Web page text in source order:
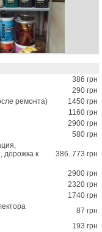
386 грн
290 грн
ремонта)
1450 грн
1160 грн
2900 грн
580 грн
дорожка к
386..773 грн
2900 грн
2320 грн
1740 грн
87 грн
193 грн